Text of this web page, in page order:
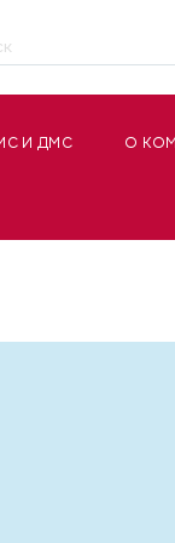
И ДМС О